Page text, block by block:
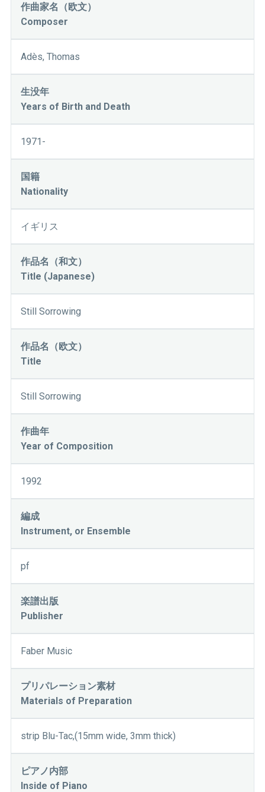
作曲家名（欧文）
Composer
Adès, Thomas
生没年
Years of Birth and Death
1971-
国籍
Nationality
イギリス
作品名（和文）
Title (Japanese)
Still Sorrowing
作品名（欧文）
Title
Still Sorrowing
作曲年
Year of Composition
1992
編成
Instrument, or Ensemble
pf
楽譜出版
Publisher
Faber Music
プリパレーション素材
Materials of Preparation
strip Blu-Tac,(15mm wide, 3mm thick)
ピアノ内部
Inside of Piano